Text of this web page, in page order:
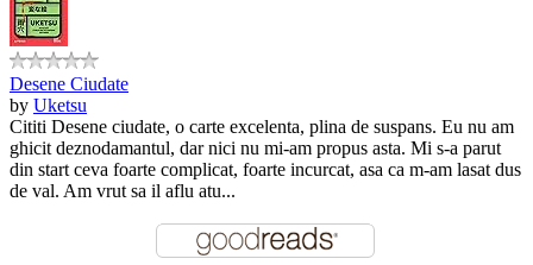
Desene Ciudate
by Uketsu
Cititi Desene ciudate, o carte excelenta, plina de suspans. Eu nu am
ghicit deznodamantul, dar nici nu mi-am propus asta. Mi s-a parut
din start ceva foarte complicat, foarte incurcat, asa ca m-am lasat dus
de val. Am vrut sa il aflu atu...